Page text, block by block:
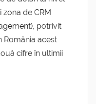
de CRM
potrivit
România acest
cifre în ultimii